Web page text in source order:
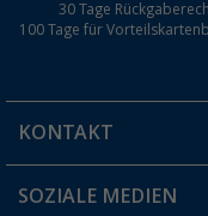
30 Tage
100 Tage für
KONTAKT
Du hast eine Frage?
SOZIALE MEDIEN